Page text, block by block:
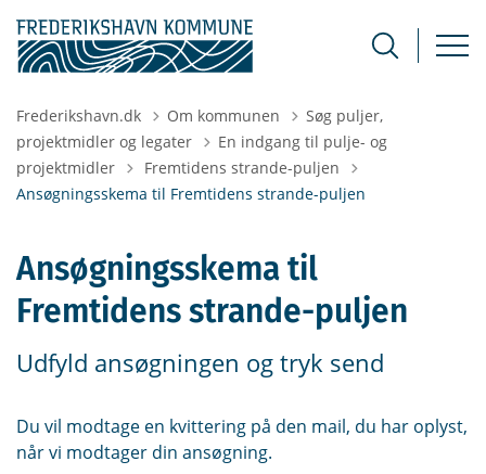
Frederikshavn.dk Om kommunen
Søg puljer,
projektmidler og legater
En indgang til pulje- og
projektmidler
Tilbage til
Fremtidens strande-puljen
Ansøgningsskema til Fremtidens strande-puljen
Ansøgningsskema til
Fremtidens strande-puljen
Udfyld ansøgningen og tryk send
Du vil modtage en kvittering på den mail, du har oplyst,
når vi modtager din ansøgning.